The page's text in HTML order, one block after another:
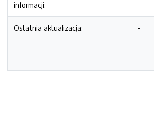
informacji:
Ostatnia aktualizacja: -